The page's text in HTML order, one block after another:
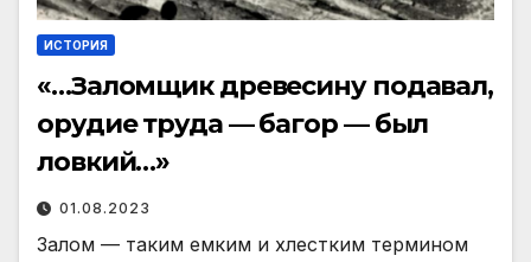
ИСТОРИЯ
«…Заломщик древесину подавал,
орудие труда — багор — был
ловкий…»
01.08.2023
Залом — таким емким и хлестким термином